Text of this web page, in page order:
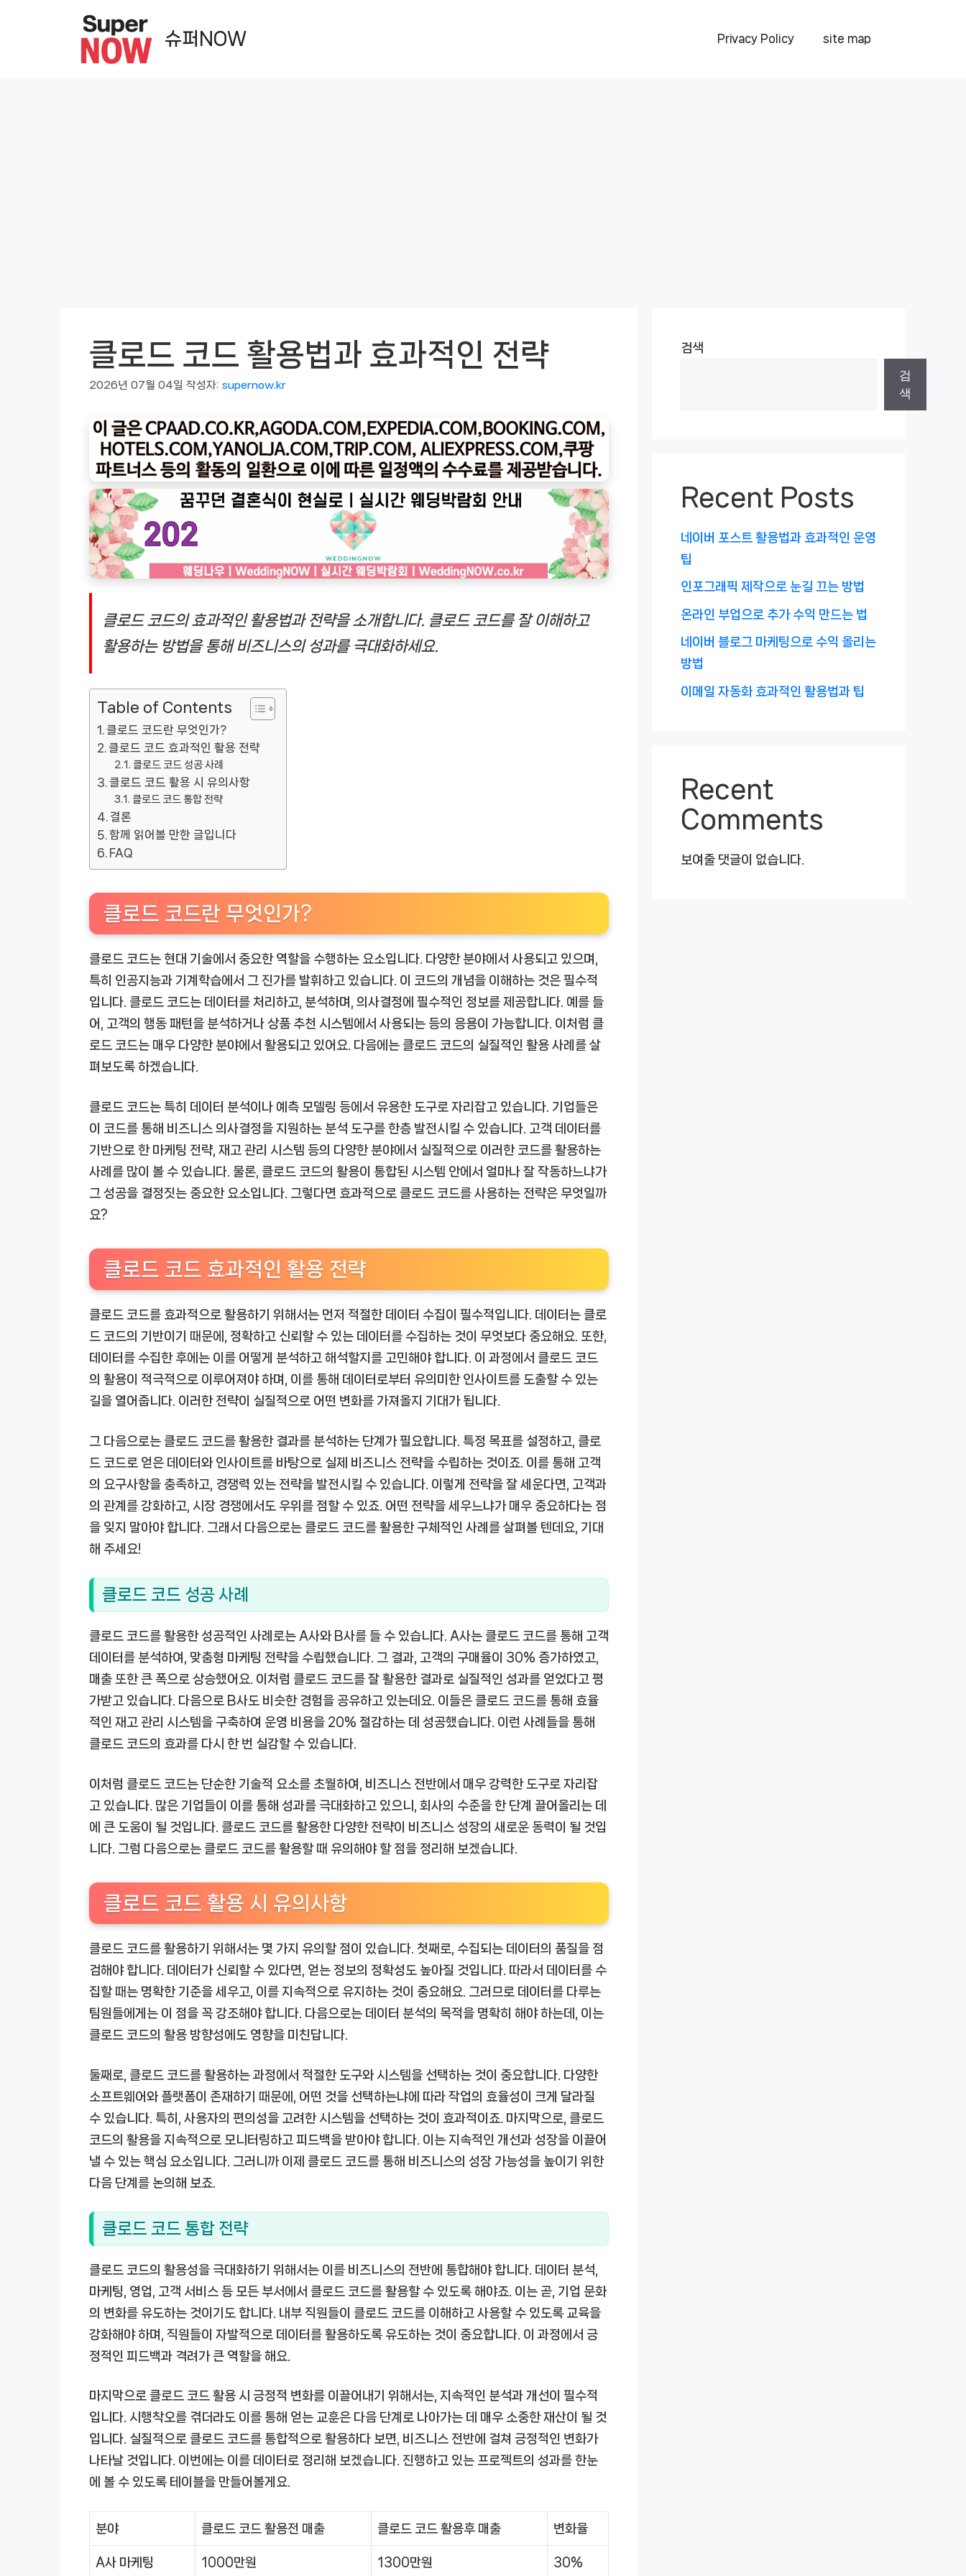
슈퍼NOW Privacy Policy site map
클로드 코드 활용법과 효과적인 전략
2026년 07월 04일 작성자: supernow.kr
클로드 코드의 효과적인 활용법과 전략을 소개합니다. 클로드 코드를 잘 이해하고
활용하는 방법을 통해 비즈니스의 성과를 극대화하세요.
Table of Contents
클로드 코드란 무엇인가?
클로드 코드 효과적인 활용 전략
클로드 코드 성공 사례
클로드 코드 활용 시 유의사항
클로드 코드 통합 전략
결론
함께 읽어볼 만한 글입니다
FAQ
클로드 코드란 무엇인가?
클로드 코드는 현대 기술에서 중요한 역할을 수행하는 요소입니다. 다양한 분야에서 사용되고 있으며,
특히 인공지능과 기계학습에서 그 진가를 발휘하고 있습니다. 이 코드의 개념을 이해하는 것은 필수적
입니다. 클로드 코드는 데이터를 처리하고, 분석하며, 의사결정에 필수적인 정보를 제공합니다. 예를 들
어, 고객의 행동 패턴을 분석하거나 상품 추천 시스템에서 사용되는 등의 응용이 가능합니다. 이처럼 클
로드 코드는 매우 다양한 분야에서 활용되고 있어요. 다음에는 클로드 코드의 실질적인 활용 사례를 살
펴보도록 하겠습니다.
클로드 코드는 특히 데이터 분석이나 예측 모델링 등에서 유용한 도구로 자리잡고 있습니다. 기업들은
이 코드를 통해 비즈니스 의사결정을 지원하는 분석 도구를 한층 발전시킬 수 있습니다. 고객 데이터를
기반으로 한 마케팅 전략, 재고 관리 시스템 등의 다양한 분야에서 실질적으로 이러한 코드를 활용하는
사례를 많이 볼 수 있습니다. 물론, 클로드 코드의 활용이 통합된 시스템 안에서 얼마나 잘 작동하느냐가
그 성공을 결정짓는 중요한 요소입니다. 그렇다면 효과적으로 클로드 코드를 사용하는 전략은 무엇일까
요?
클로드 코드 효과적인 활용 전략
클로드 코드를 효과적으로 활용하기 위해서는 먼저 적절한 데이터 수집이 필수적입니다. 데이터는 클로
드 코드의 기반이기 때문에, 정확하고 신뢰할 수 있는 데이터를 수집하는 것이 무엇보다 중요해요. 또한,
데이터를 수집한 후에는 이를 어떻게 분석하고 해석할지를 고민해야 합니다. 이 과정에서 클로드 코드
의 활용이 적극적으로 이루어져야 하며, 이를 통해 데이터로부터 유의미한 인사이트를 도출할 수 있는
길을 열어줍니다. 이러한 전략이 실질적으로 어떤 변화를 가져올지 기대가 됩니다.
그 다음으로는 클로드 코드를 활용한 결과를 분석하는 단계가 필요합니다. 특정 목표를 설정하고, 클로
드 코드로 얻은 데이터와 인사이트를 바탕으로 실제 비즈니스 전략을 수립하는 것이죠. 이를 통해 고객
의 요구사항을 충족하고, 경쟁력 있는 전략을 발전시킬 수 있습니다. 이렇게 전략을 잘 세운다면, 고객과
의 관계를 강화하고, 시장 경쟁에서도 우위를 점할 수 있죠. 어떤 전략을 세우느냐가 매우 중요하다는 점
을 잊지 말아야 합니다. 그래서 다음으로는 클로드 코드를 활용한 구체적인 사례를 살펴볼 텐데요, 기대
해 주세요!
클로드 코드 성공 사례
클로드 코드를 활용한 성공적인 사례로는 A사와 B사를 들 수 있습니다. A사는 클로드 코드를 통해 고객
데이터를 분석하여, 맞춤형 마케팅 전략을 수립했습니다. 그 결과, 고객의 구매율이 30% 증가하였고,
매출 또한 큰 폭으로 상승했어요. 이처럼 클로드 코드를 잘 활용한 결과로 실질적인 성과를 얻었다고 평
가받고 있습니다. 다음으로 B사도 비슷한 경험을 공유하고 있는데요. 이들은 클로드 코드를 통해 효율
적인 재고 관리 시스템을 구축하여 운영 비용을 20% 절감하는 데 성공했습니다. 이런 사례들을 통해
클로드 코드의 효과를 다시 한 번 실감할 수 있습니다.
이처럼 클로드 코드는 단순한 기술적 요소를 초월하여, 비즈니스 전반에서 매우 강력한 도구로 자리잡
고 있습니다. 많은 기업들이 이를 통해 성과를 극대화하고 있으니, 회사의 수준을 한 단계 끌어올리는 데
에 큰 도움이 될 것입니다. 클로드 코드를 활용한 다양한 전략이 비즈니스 성장의 새로운 동력이 될 것입
니다. 그럼 다음으로는 클로드 코드를 활용할 때 유의해야 할 점을 정리해 보겠습니다.
클로드 코드 활용 시 유의사항
클로드 코드를 활용하기 위해서는 몇 가지 유의할 점이 있습니다. 첫째로, 수집되는 데이터의 품질을 점
검해야 합니다. 데이터가 신뢰할 수 있다면, 얻는 정보의 정확성도 높아질 것입니다. 따라서 데이터를 수
집할 때는 명확한 기준을 세우고, 이를 지속적으로 유지하는 것이 중요해요. 그러므로 데이터를 다루는
팀원들에게는 이 점을 꼭 강조해야 합니다. 다음으로는 데이터 분석의 목적을 명확히 해야 하는데, 이는
클로드 코드의 활용 방향성에도 영향을 미친답니다.
둘째로, 클로드 코드를 활용하는 과정에서 적절한 도구와 시스템을 선택하는 것이 중요합니다. 다양한
소프트웨어와 플랫폼이 존재하기 때문에, 어떤 것을 선택하는냐에 따라 작업의 효율성이 크게 달라질
수 있습니다. 특히, 사용자의 편의성을 고려한 시스템을 선택하는 것이 효과적이죠. 마지막으로, 클로드
코드의 활용을 지속적으로 모니터링하고 피드백을 받아야 합니다. 이는 지속적인 개선과 성장을 이끌어
낼 수 있는 핵심 요소입니다. 그러니까 이제 클로드 코드를 통해 비즈니스의 성장 가능성을 높이기 위한
다음 단계를 논의해 보죠.
클로드 코드 통합 전략
클로드 코드의 활용성을 극대화하기 위해서는 이를 비즈니스의 전반에 통합해야 합니다. 데이터 분석,
마케팅, 영업, 고객 서비스 등 모든 부서에서 클로드 코드를 활용할 수 있도록 해야죠. 이는 곧, 기업 문화
의 변화를 유도하는 것이기도 합니다. 내부 직원들이 클로드 코드를 이해하고 사용할 수 있도록 교육을
강화해야 하며, 직원들이 자발적으로 데이터를 활용하도록 유도하는 것이 중요합니다. 이 과정에서 긍
정적인 피드백과 격려가 큰 역할을 해요.
마지막으로 클로드 코드 활용 시 긍정적 변화를 이끌어내기 위해서는, 지속적인 분석과 개선이 필수적
입니다. 시행착오를 겪더라도 이를 통해 얻는 교훈은 다음 단계로 나아가는 데 매우 소중한 재산이 될 것
입니다. 실질적으로 클로드 코드를 통합적으로 활용하다 보면, 비즈니스 전반에 걸쳐 긍정적인 변화가
나타날 것입니다. 이번에는 이를 데이터로 정리해 보겠습니다. 진행하고 있는 프로젝트의 성과를 한눈
에 볼 수 있도록 테이블을 만들어볼게요.
분야 클로드 코드 활용전 매출 클로드 코드 활용후 매출 변화율
A사 마케팅 1000만원 1300만원 30%
검색
검
색
Recent Posts
네이버 포스트 활용법과 효과적인 운영
팁
인포그래픽 제작으로 눈길 끄는 방법
온라인 부업으로 추가 수익 만드는 법
네이버 블로그 마케팅으로 수익 올리는
방법
이메일 자동화 효과적인 활용법과 팁
Recent
Comments
보여줄 댓글이 없습니다.